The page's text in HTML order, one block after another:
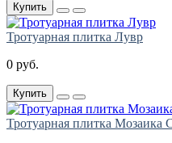
Купить
Тротуарная плитка Лувр
0 руб.
Купить
Тротуарная плитка Мозаика